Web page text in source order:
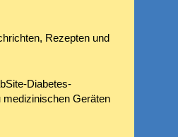
Rezepten und
Diabetes-
medizinischen Geräten